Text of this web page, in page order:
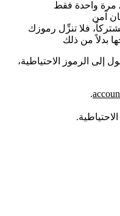
مرة واحدة فقط
آمن
فلا تنزِّل رموزك
بدلاً من ذلك
إلى الرموز الاحتياطية،
.